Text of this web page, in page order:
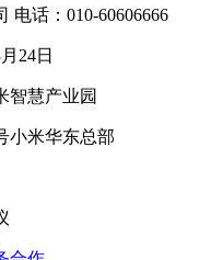
电话：010-60606666
24日
智慧产业园
小米华东总部